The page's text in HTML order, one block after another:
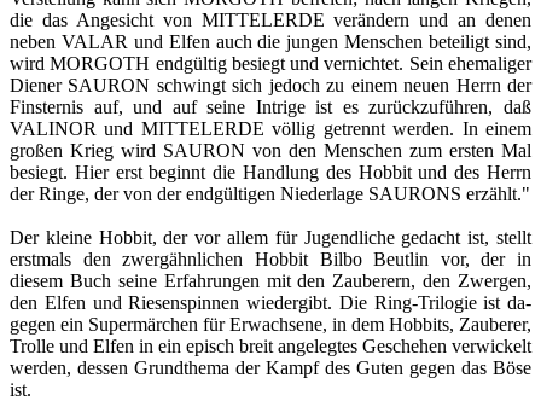
die das Angesicht von MITTELERDE verändern und an denen
neben VALAR und Elfen auch die jungen Menschen beteiligt sind,
wird MORGOTH endgültig besiegt und vernichtet. Sein ehemaliger
Diener SAURON schwingt sich jedoch zu einem neuen Herrn der
Finsternis auf, und auf seine Intrige ist es zurückzufüh­ren, daß
VALINOR und MITTELERDE völlig getrennt werden. In einem
großen Krieg wird SAURON von den Menschen zum ersten Mal
besiegt. Hier erst be­ginnt die Handlung des Hobbit und des Herrn
der Rin­ge, der von der endgültigen Niederlage SAURONS er­zählt."
Der kleine Hobbit, der vor allem für Jugendliche ge­dacht ist, stellt
erstmals den zwergähnlichen Hobbit Bilbo Beutlin vor, der in
diesem Buch seine Erfahrungen mit den Zauberern, den Zwergen,
den Elfen und Riesenspinnen wiedergibt. Die Ring-Trilogie ist da­
gegen ein Supermärchen für Erwachsene, in dem Hobbits, Zauberer,
Trolle und Elfen in ein episch breit angelegtes Geschehen verwickelt
werden, des­sen Grundthema der Kampf des Guten gegen das Bö­se
ist.